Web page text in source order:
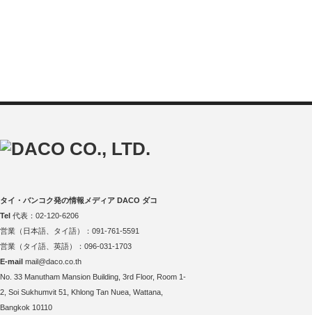
タイ・バンコク発の情報メディア DACO ダコ
Tel 代表：02-120-6206
営業（日本語、タイ語）：091-761-5591
営業（タイ語、英語）：096-031-1703
E-mail mail@daco.co.th
No. 33 Manutham Mansion Building, 3rd Floor, Room 1-
2, Soi Sukhumvit 51, Khlong Tan Nuea, Wattana,
Bangkok 10110